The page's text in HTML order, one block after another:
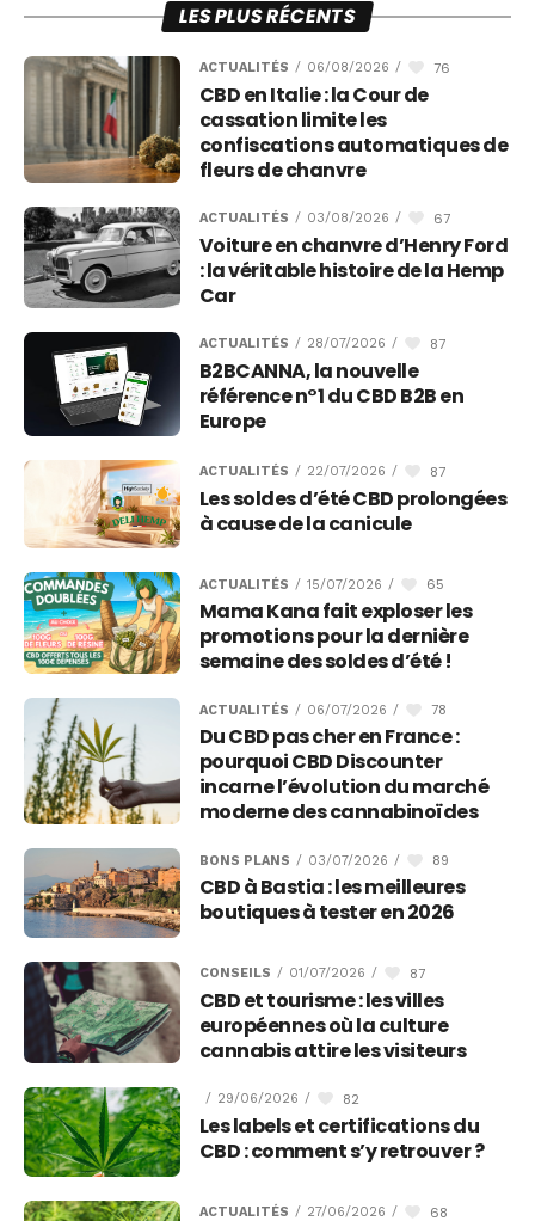
LES PLUS RÉCENTS
ACTUALITÉS / 06/08/2026 / 76
CBD en Italie : la Cour de
cassation limite les
confiscations automatiques de
fleurs de chanvre
ACTUALITÉS / 03/08/2026 / 67
Voiture en chanvre d’Henry Ford
: la véritable histoire de la Hemp
Car
ACTUALITÉS / 28/07/2026 / 87
B2BCANNA, la nouvelle
référence n°1 du CBD B2B en
Europe
ACTUALITÉS / 22/07/2026 / 87
Les soldes d’été CBD prolongées
à cause de la canicule
ACTUALITÉS / 15/07/2026 / 65
Mama Kana fait exploser les
promotions pour la dernière
semaine des soldes d’été !
ACTUALITÉS / 06/07/2026 / 78
Du CBD pas cher en France :
pourquoi CBD Discounter
incarne l’évolution du marché
moderne des cannabinoïdes
BONS PLANS / 03/07/2026 / 89
CBD à Bastia : les meilleures
boutiques à tester en 2026
CONSEILS / 01/07/2026 / 87
CBD et tourisme : les villes
européennes où la culture
cannabis attire les visiteurs
/ 29/06/2026 / 82
Les labels et certifications du
CBD : comment s’y retrouver ?
ACTUALITÉS / 27/06/2026 / 68